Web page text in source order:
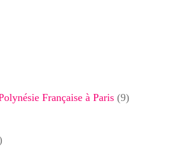
Française à Paris (9)